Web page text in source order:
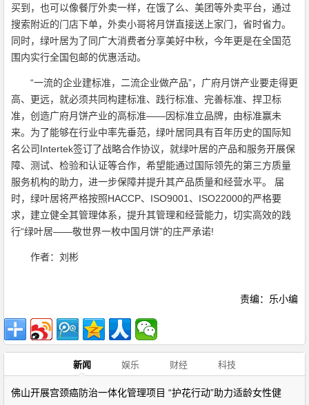
买到，也可以像餐厅外卖一样，在饿了么、美团等外卖平台，通过
搜索附近的门店下单，外卖小哥将月饼直接送上家门，省时省力。
同时，绿叶居为了同广大消费者分享美好中秋，今年更是在全国范
围内实行全国包邮的优惠活动。
“一流的企业建标准，二流企业做产品”，广府月饼产业要走得更
高、更远，就必须共同构建标准、践行标准、完善标准、捍卫标
准，创造广府月饼产业的高标准——因标准立品牌，由标准赢未
来。为了能够在行业中率先垂范，绿叶居同具有百年历史的国际知
名公司Intertek签订了战略合作协议，就绿叶居的产品和服务开展保
障、测试、检验和认证等合作，希望能通过国际领先的第三方质量
服务机构的助力，进一步保障并提升其产品质量和经营水平。 届
时，绿叶居将严格按照HACCP、ISO9001、ISO22000的严格要
求，建立健全其管理体系，提升其管理和经营能力，切实高效的践
行“绿叶居——敬世界一枚中国月饼”的庄严承诺!
作者：刘彬
责编：乐小编
新闻 娱乐 财经 科技
佛山开展宫颈癌防治一体化管理项目 “护花行动”助力适龄女性健